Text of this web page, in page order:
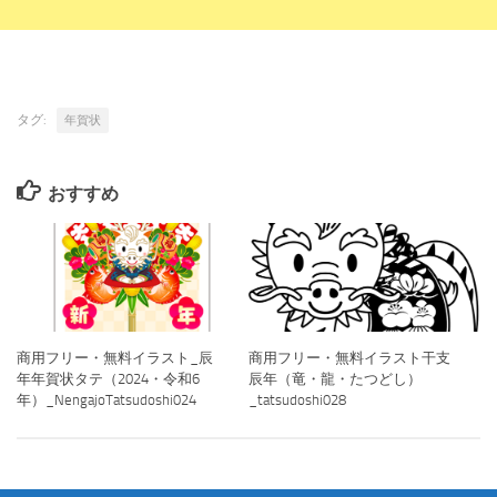
タグ: 年賀状
おすすめ
商用フリー・無料イラスト_辰
年年賀状タテ（2024・令和6
年）_NengajoTatsudoshi024
商用フリー・無料イラスト干支
辰年（竜・龍・たつどし）
_tatsudoshi028